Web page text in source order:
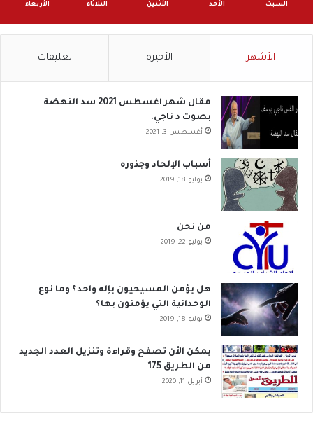
السبت الأحد الأثنين الثلاثاء الأربعاء
الأشهر الأخيرة تعليقات
مقال شهر اغسطس 2021 سد النهضة
بصوت د ناجي.
أغسطس 3, 2021
أسباب الإلحاد وجذوره
يوليو 18, 2019
من نحن
يوليو 22, 2019
هل يؤمن المسيحيون بإله واحد؟ وما نوع
الوحدانية التي يؤمنون بها؟
يوليو 18, 2019
يمكن الأن تصفح وقراءة وتنزيل العدد الجديد
من الطريق 175
أبريل 11, 2020